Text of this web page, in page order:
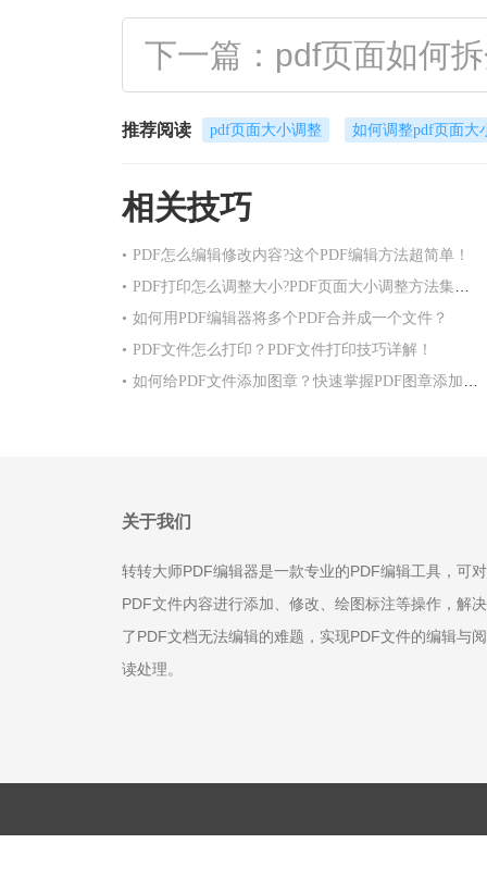
下一篇：pdf页面如何
推荐阅读 pdf页面大小调整 如何调整pdf页面大
相关技巧
• PDF怎么编辑修改内容?这个PDF编辑方法超简单！
• PDF打印怎么调整大小?PDF页面大小调整方法集合！
• 如何用PDF编辑器将多个PDF合并成一个文件？
• PDF文件怎么打印？PDF文件打印技巧详解！
• 如何给PDF文件添加图章？快速掌握PDF图章添加方法！
关于我们
转转大师PDF编辑器是一款专业的PDF编辑工具，可对
PDF文件内容进行添加、修改、绘图标注等操作，解决
了PDF文档无法编辑的难题，实现PDF文件的编辑与阅
读处理。